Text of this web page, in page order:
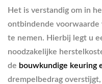
Het is verstandig om in
ontbindende voorwaarde
te nemen. Hierbij legt u
noodzakelijke
de bouwkundige keuring
drempelbedrag